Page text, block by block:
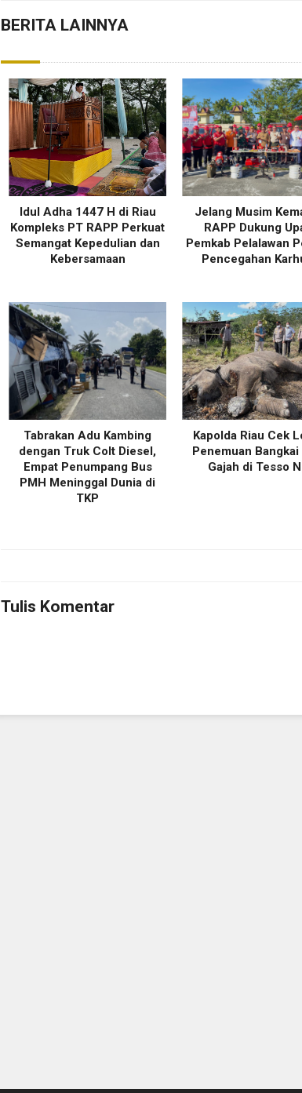
BERITA LAINNYA
Idul Adha 1447 H di Riau
Kompleks PT RAPP Perkuat
Semangat Kepedulian dan
Kebersamaan
Jelang Musim
RAPP Dukung
Pemkab Pelalawan
Pencegahan
Tabrakan Adu Kambing
dengan Truk Colt Diesel,
Empat Penumpang Bus
PMH Meninggal Dunia di
TKP
Kapolda Riau Cek
Penemuan Bangkai
Gajah di Tesso
Tulis Komentar